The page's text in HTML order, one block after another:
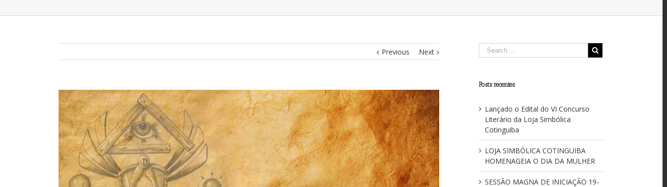
Previous Next
View
Larger
Image
Posts recentes
Lançado o Edital do VI Concurso
Literário da Loja Simbólica
Cotinguiba
LOJA SIMBÓLICA COTINGUIBA
HOMENAGEIA O DIA DA MULHER
SESSÃO MAGNA DE INICIAÇÃO 19-